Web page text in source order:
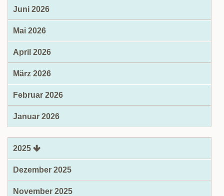
Juni 2026
Mai 2026
April 2026
März 2026
Februar 2026
Januar 2026
2025
Dezember 2025
November 2025